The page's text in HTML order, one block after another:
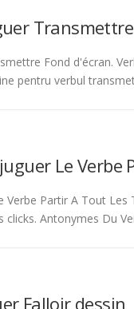
Fond d'écran.
pentru verbul
Le Verbe
Verbe Partir A Tout
clicks. Antonymes Du
Falloir dessin